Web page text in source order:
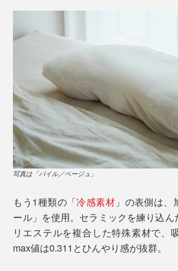
写真は「パイル／ベージュ」
もう1種類の「冷感素材 」の表側は、
ール」を使用。セラミックを練り込
リエステルを複合した特殊素材で、
max値は0.311とひんやり感が抜群。